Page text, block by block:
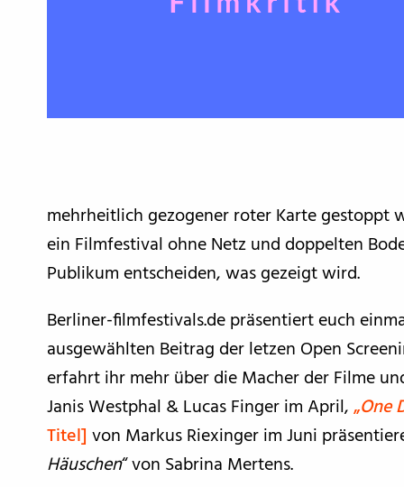
mehrheitlich gezogener roter Karte gestoppt
ein Filmfestival ohne Netz und doppelten
Publikum entscheiden, was gezeigt wird.
Berliner-filmfestivals.de präsentiert euch
ausgewählten Beitrag der letzen Open
erfahrt ihr mehr über die Macher der Filme
Janis Westphal & Lucas Finger im April,„One
Titel] von Markus Riexinger im Juni
Häuschen“ von Sabrina Mertens.